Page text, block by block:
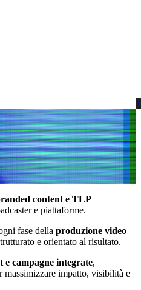
content e TLP
e piattaforme.
fase della produzione video
e orientato al risultato.
e campagne integrate,
massimizzare impatto, visibilità e